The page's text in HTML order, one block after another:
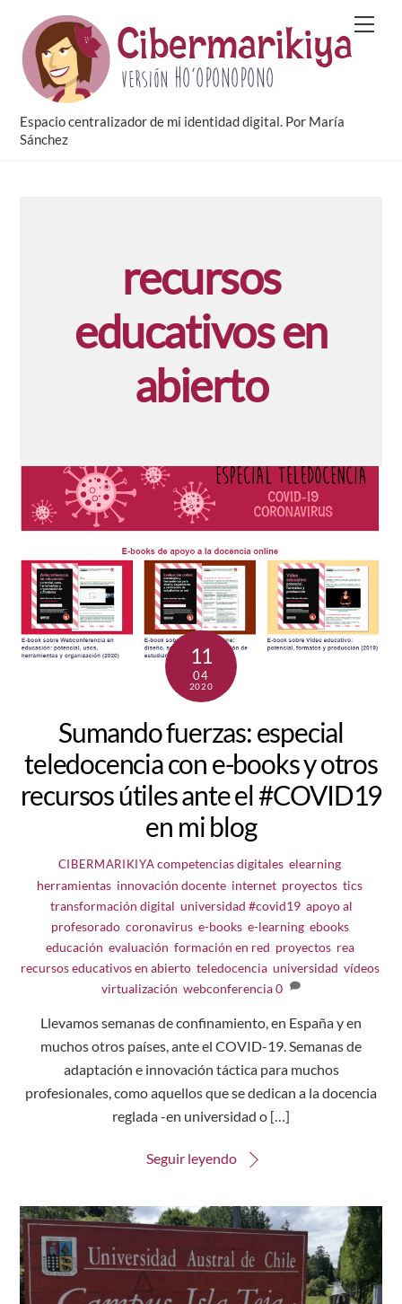
content
Espacio centralizador de mi identidad digital. Por María
Sánchez
recursos
educativos en
abierto
11
04
2020
Sumando fuerzas: especial
teledocencia con e-books y otros
recursos útiles ante el #COVID19
en mi blog
CIBERMARIKIYA competencias digitales ,elearning
herramientas innovación docente internet proyectos tics
transformación digital universidad #covid19, apoyo al
profesorado, coronavirus, e-books, e-learning, ebooks,
educación evaluación formación en red proyectos, rea,
recursos educativos en abierto, teledocencia, universidad vídeos,
virtualización ,webconferencia0
Llevamos semanas de confinamiento, en España y en
muchos otros países, ante el COVID-19. Semanas de
adaptación e innovación táctica para muchos
profesionales, como aquellos que se dedican a la docencia
reglada -en universidad o […]
Seguir leyendo